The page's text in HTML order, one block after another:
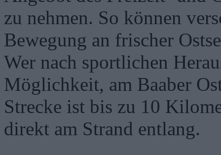
zu nehmen. So können
Bewegung an frischer
Wer nach sportlichen
Möglichkeit, am Baaber
Strecke ist bis zu 10
direkt am Strand entlang.